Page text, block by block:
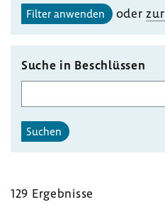
Filter anwenden oder
Suche in Beschlüssen
Suchen
129 Ergeb­nisse